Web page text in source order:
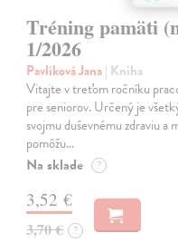
Tréning pamäti
1/2026
Pavlíková Jana| Kniha
Vitajte v treťom ročníku
pre seniorov. Určený je
svojmu duševnému zdraviu
pomôžu…
Na sklade ?
3,52 €
3,70 € ?